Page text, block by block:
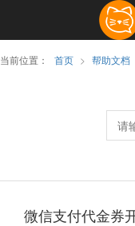
当前位置： 首页 > 帮助文档
微信支付代金券